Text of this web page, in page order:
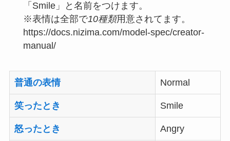
「Smile」と名前をつけます。
※表情は全部で10種類用意されてます。
https://docs.nizima.com/model-spec/creator-
manual/
普通の表情 Normal
笑ったとき Smile
怒ったとき Angry